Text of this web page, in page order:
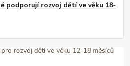
podporují rozvoj dětí ve věku 18-